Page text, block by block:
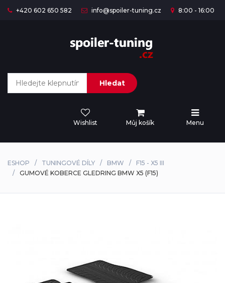
+420 602 650 582 info@spoiler-tuning.cz 8:00 - 16:00
Hledat
Wishlist Můj košík Menu
ESHOP TUNINGOVÉ DÍLY BMW
F15 - X5 III
GUMOVÉ KOBERCE GLEDRING BMW X5 (F15)